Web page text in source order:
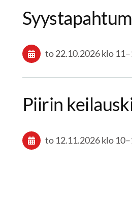
to 22.10.2026klo 11–
Piirin
to 12.11.2026klo 10–